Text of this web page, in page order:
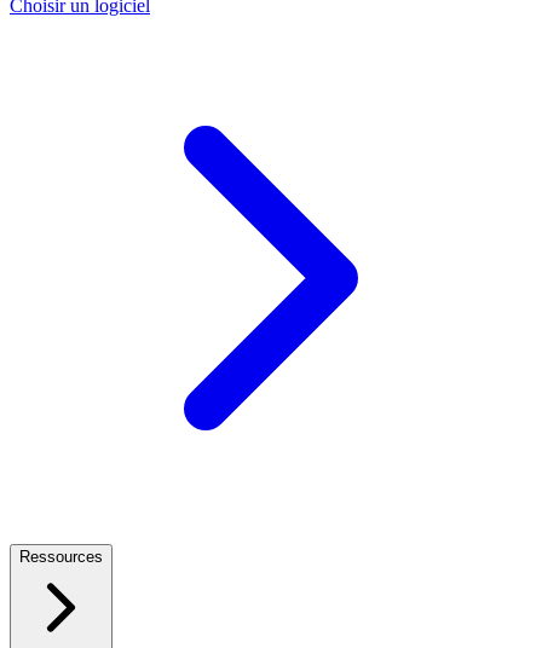
Choisir un logiciel
Ressources